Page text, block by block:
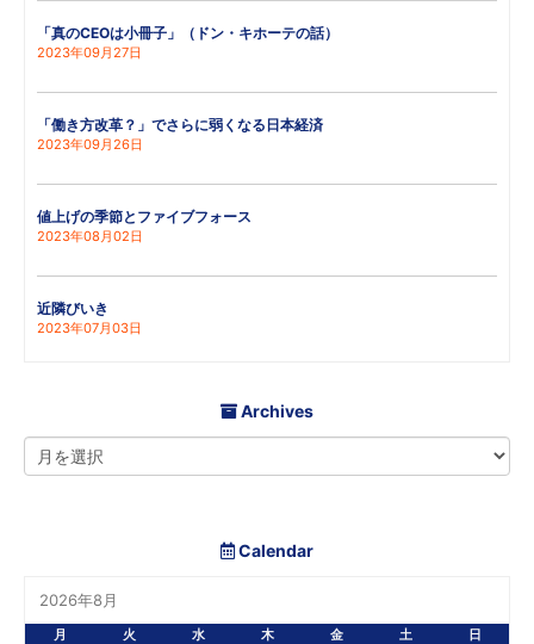
「真のCEOは小冊子」（ドン・キホーテの話）
2023年09月27日
「働き方改革？」でさらに弱くなる日本経済
2023年09月26日
値上げの季節とファイブフォース
2023年08月02日
近隣びいき
2023年07月03日
Archives
Calendar
2026年8月
月 火 水 木 金 土
日